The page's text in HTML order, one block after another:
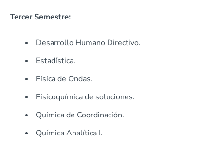
Tercer Semestre:
Desarrollo Humano Directivo.
Estadística.
Física de Ondas.
Fisicoquímica de soluciones.
Química de Coordinación.
Química Analítica I.